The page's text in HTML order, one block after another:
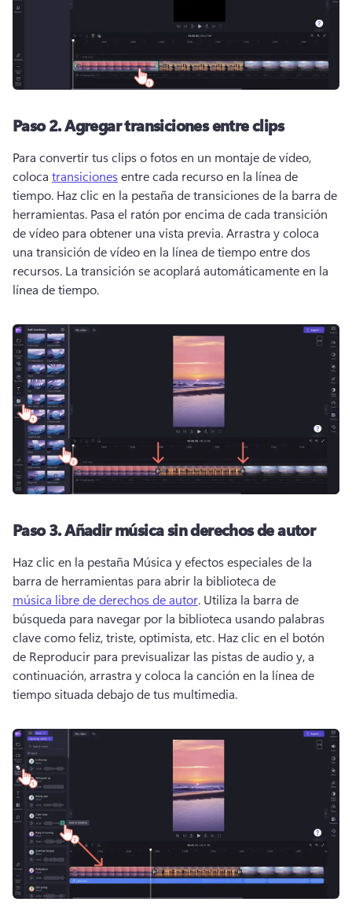
Paso 2.Agregar transiciones entre clips
Para convertir tus clips o fotos en un montaje de vídeo,
coloca transiciones entre cada recurso en la línea de
tiempo. Haz clic en la pestaña de transiciones de la barra de
herramientas. Pasa el ratón por encima de cada transición
de vídeo para obtener una vista previa. Arrastra y coloca
una transición de vídeo en la línea de tiempo entre dos
recursos. La transición se acoplará automáticamente en la
línea de tiempo.
Paso 3.Añadir música sin derechos de autor
Haz clic en la pestaña Música y efectos especiales de la
barra de herramientas para abrir la biblioteca de
música libre de derechos de autor. Utiliza la barra de
búsqueda para navegar por la biblioteca usando palabras
clave como feliz, triste, optimista, etc. Haz clic en el botón
de Reproducir para previsualizar las pistas de audio y, a
continuación, arrastra y coloca la canción en la línea de
tiempo situada debajo de tus multimedia.